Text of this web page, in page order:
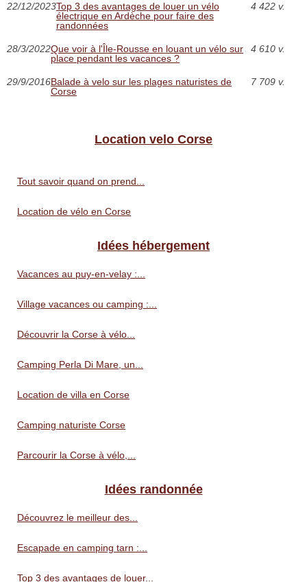
22/12/2023Top 3 des avantages de louer un vélo
électrique en Ardèche pour faire des
randonnées
4 422 v.
28/3/2022Que voir à l'Île-Rousse en louant un vélo sur
place pendant les vacances ?
4 610 v.
29/9/2016Balade à velo sur les plages naturistes de
Corse
7 709 v.
Location velo Corse
Tout savoir quand on prend...
Location de vélo en Corse
Idées hébergement
Vacances au puy-en-velay :...
Village vacances ou camping :...
Découvrir la Corse à vélo...
Camping Perla Di Mare, un...
Location de villa en Corse
Camping naturiste Corse
Parcourir la Corse à vélo,...
Idées randonnée
Découvrez le meilleur des...
Escapade en camping tarn :...
Top 3 des avantages de louer...